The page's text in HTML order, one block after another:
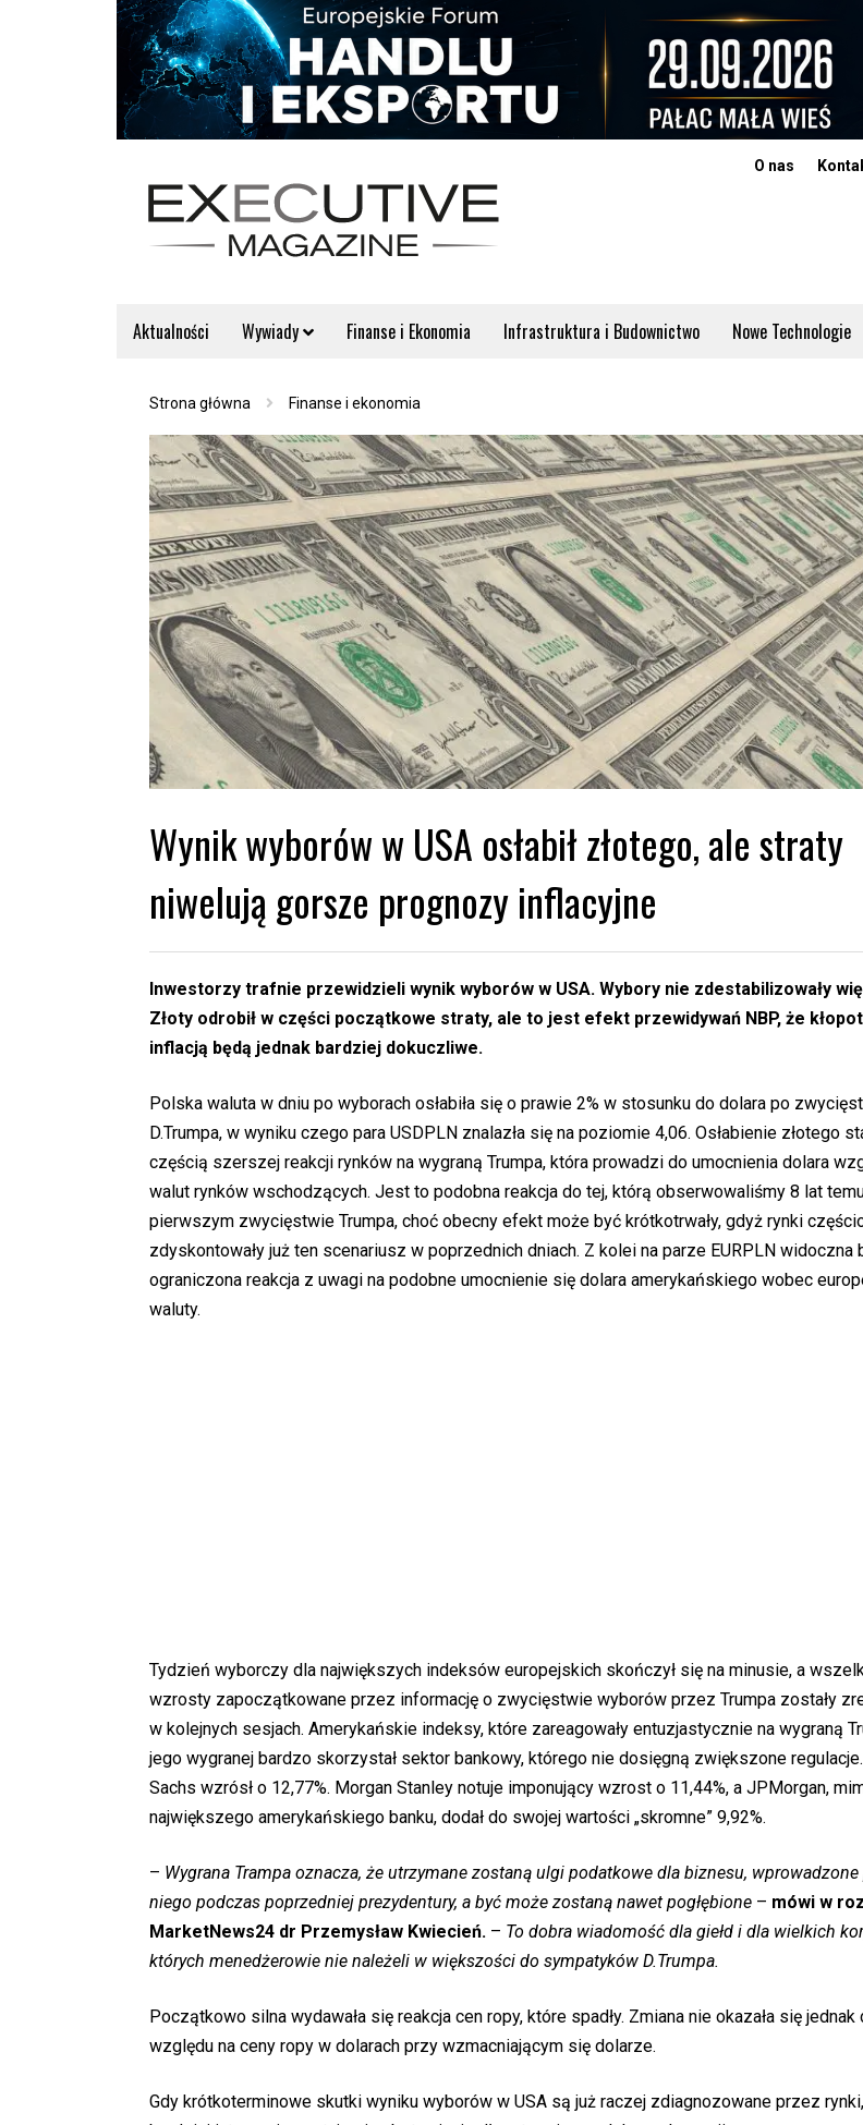
O nas
Aktualności Wywiady Finanse i Ekonomia Infrastruktura i Budownictwo Nowe Technologie
Strona główna Finanse i ekonomia
Wynik wyborów w USA osłabił złotego, ale straty
niwelują gorsze prognozy inflacyjne
Inwestorzy trafnie przewidzieli wynik wyborów w USA. Wybory nie zdestabilizowały
Złoty odrobił w części początkowe straty, ale to jest efekt przewidywań NBP, że
inflacją będą jednak bardziej dokuczliwe.
Polska waluta w dniu po wyborach osłabiła się o prawie 2% w stosunku do dolara po
D.Trumpa, w wyniku czego para USDPLN znalazła się na poziomie 4,06. Osłabienie złotego
częścią szerszej reakcji rynków na wygraną Trumpa, która prowadzi do umocnienia dolara
walut rynków wschodzących. Jest to podobna reakcja do tej, którą obserwowaliśmy 8 lat
pierwszym zwycięstwie Trumpa, choć obecny efekt może być krótkotrwały, gdyż rynki
zdyskontowały już ten scenariusz w poprzednich dniach. Z kolei na parze EURPLN widoczna
ograniczona reakcja z uwagi na podobne umocnienie się dolara amerykańskiego wobec
waluty.
Tydzień wyborczy dla największych indeksów europejskich skończył się na minusie, a
wzrosty zapoczątkowane przez informację o zwycięstwie wyborów przez Trumpa zostały
w kolejnych sesjach. Amerykańskie indeksy, które zareagowały entuzjastycznie na wygraną
jego wygranej bardzo skorzystał sektor bankowy, którego nie dosięgną zwiększone
Sachs wzrósł o 12,77%. Morgan Stanley notuje imponujący wzrost o 11,44%, a JPMorgan,
największego amerykańskiego banku, dodał do swojej wartości „skromne” 9,92%.
– Wygrana Trampa oznacza, że utrzymane zostaną ulgi podatkowe dla biznesu, wprowadzone
niego podczas poprzedniej prezydentury, a być może zostaną nawet pogłębione – mówi w
MarketNews24 dr Przemysław Kwiecień. – To dobra wiadomość dla giełd i dla wielkich
których menedżerowie nie należeli w większości do sympatyków D.Trumpa.
Początkowo silna wydawała się reakcja cen ropy, które spadły. Zmiana nie okazała się jednak
względu na ceny ropy w dolarach przy wzmacniającym się dolarze.
Gdy krótkoterminowe skutki wyniku wyborów w USA są już raczej zdiagnozowane przez